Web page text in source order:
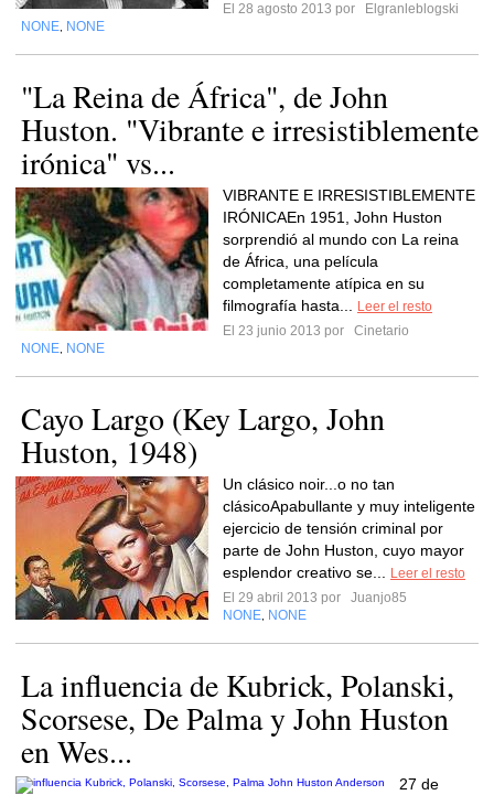
El 28 agosto 2013 por
Elgranleblogski
NONE NONE
"La Reina de África", de John
Huston. "Vibrante e irresistiblemente
irónica" vs...
VIBRANTE E IRRESISTIBLEMENTE
IRÓNICAEn 1951, John Huston
sorprendió al mundo con La reina
de África, una película
completamente atípica en su
filmografía hasta...
Leer el resto
El 23 junio 2013 por
Cinetario
NONE NONE
Cayo Largo (Key Largo, John
Huston, 1948)
Un clásico noir...o no tan
clásicoApabullante y muy inteligente
ejercicio de tensión criminal por
parte de John Huston, cuyo mayor
esplendor creativo se...
Leer el resto
El 29 abril 2013 por
Juanjo85
NONE NONE
La influencia de Kubrick, Polanski,
Scorsese, De Palma y John Huston
en Wes...
27 de